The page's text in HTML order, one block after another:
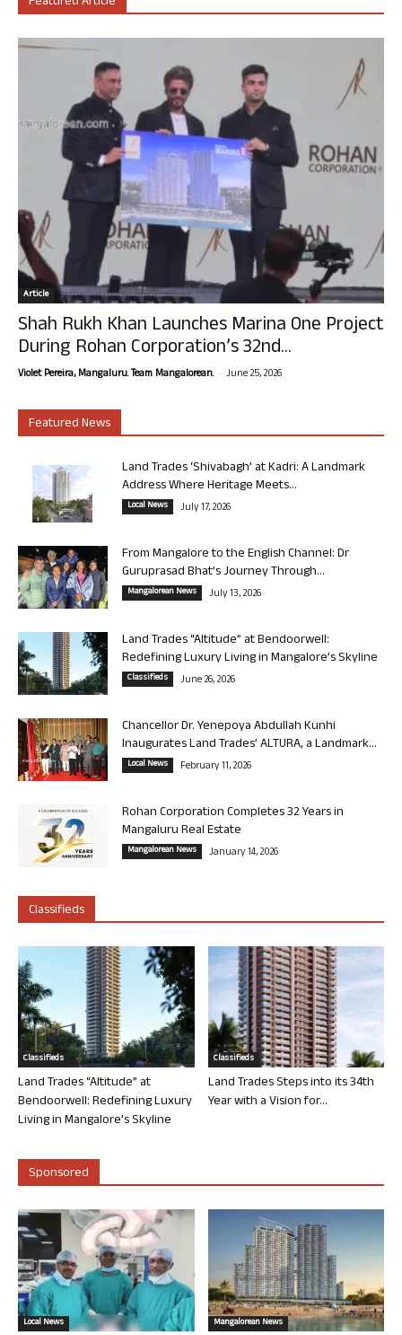
Article
Shah Rukh Khan Launches Marina One Project
During Rohan Corporation’s 32nd...
Violet Pereira, Mangaluru. Team Mangalorean. - June 25, 2026
Featured News
Land Trades ‘Shivabagh’ at Kadri: A Landmark
Address Where Heritage Meets...
Local News July 17, 2026
From Mangalore to the English Channel: Dr
Guruprasad Bhat’s Journey Through...
Mangalorean News July 13, 2026
Land Trades “Altitude” at Bendoorwell:
Redefining Luxury Living in Mangalore’s Skyline
Classifieds June 26, 2026
Chancellor Dr. Yenepoya Abdullah Kunhi
Inaugurates Land Trades’ ALTURA, a Landmark...
Local News February 11, 2026
Rohan Corporation Completes 32 Years in
Mangaluru Real Estate
Mangalorean News January 14, 2026
Classifieds
Classifieds
Land Trades “Altitude” at
Bendoorwell: Redefining Luxury
Living in Mangalore’s Skyline
Classifieds
Land Trades Steps into its 34th
Year with a Vision for...
Sponsored
Local News Mangalorean News